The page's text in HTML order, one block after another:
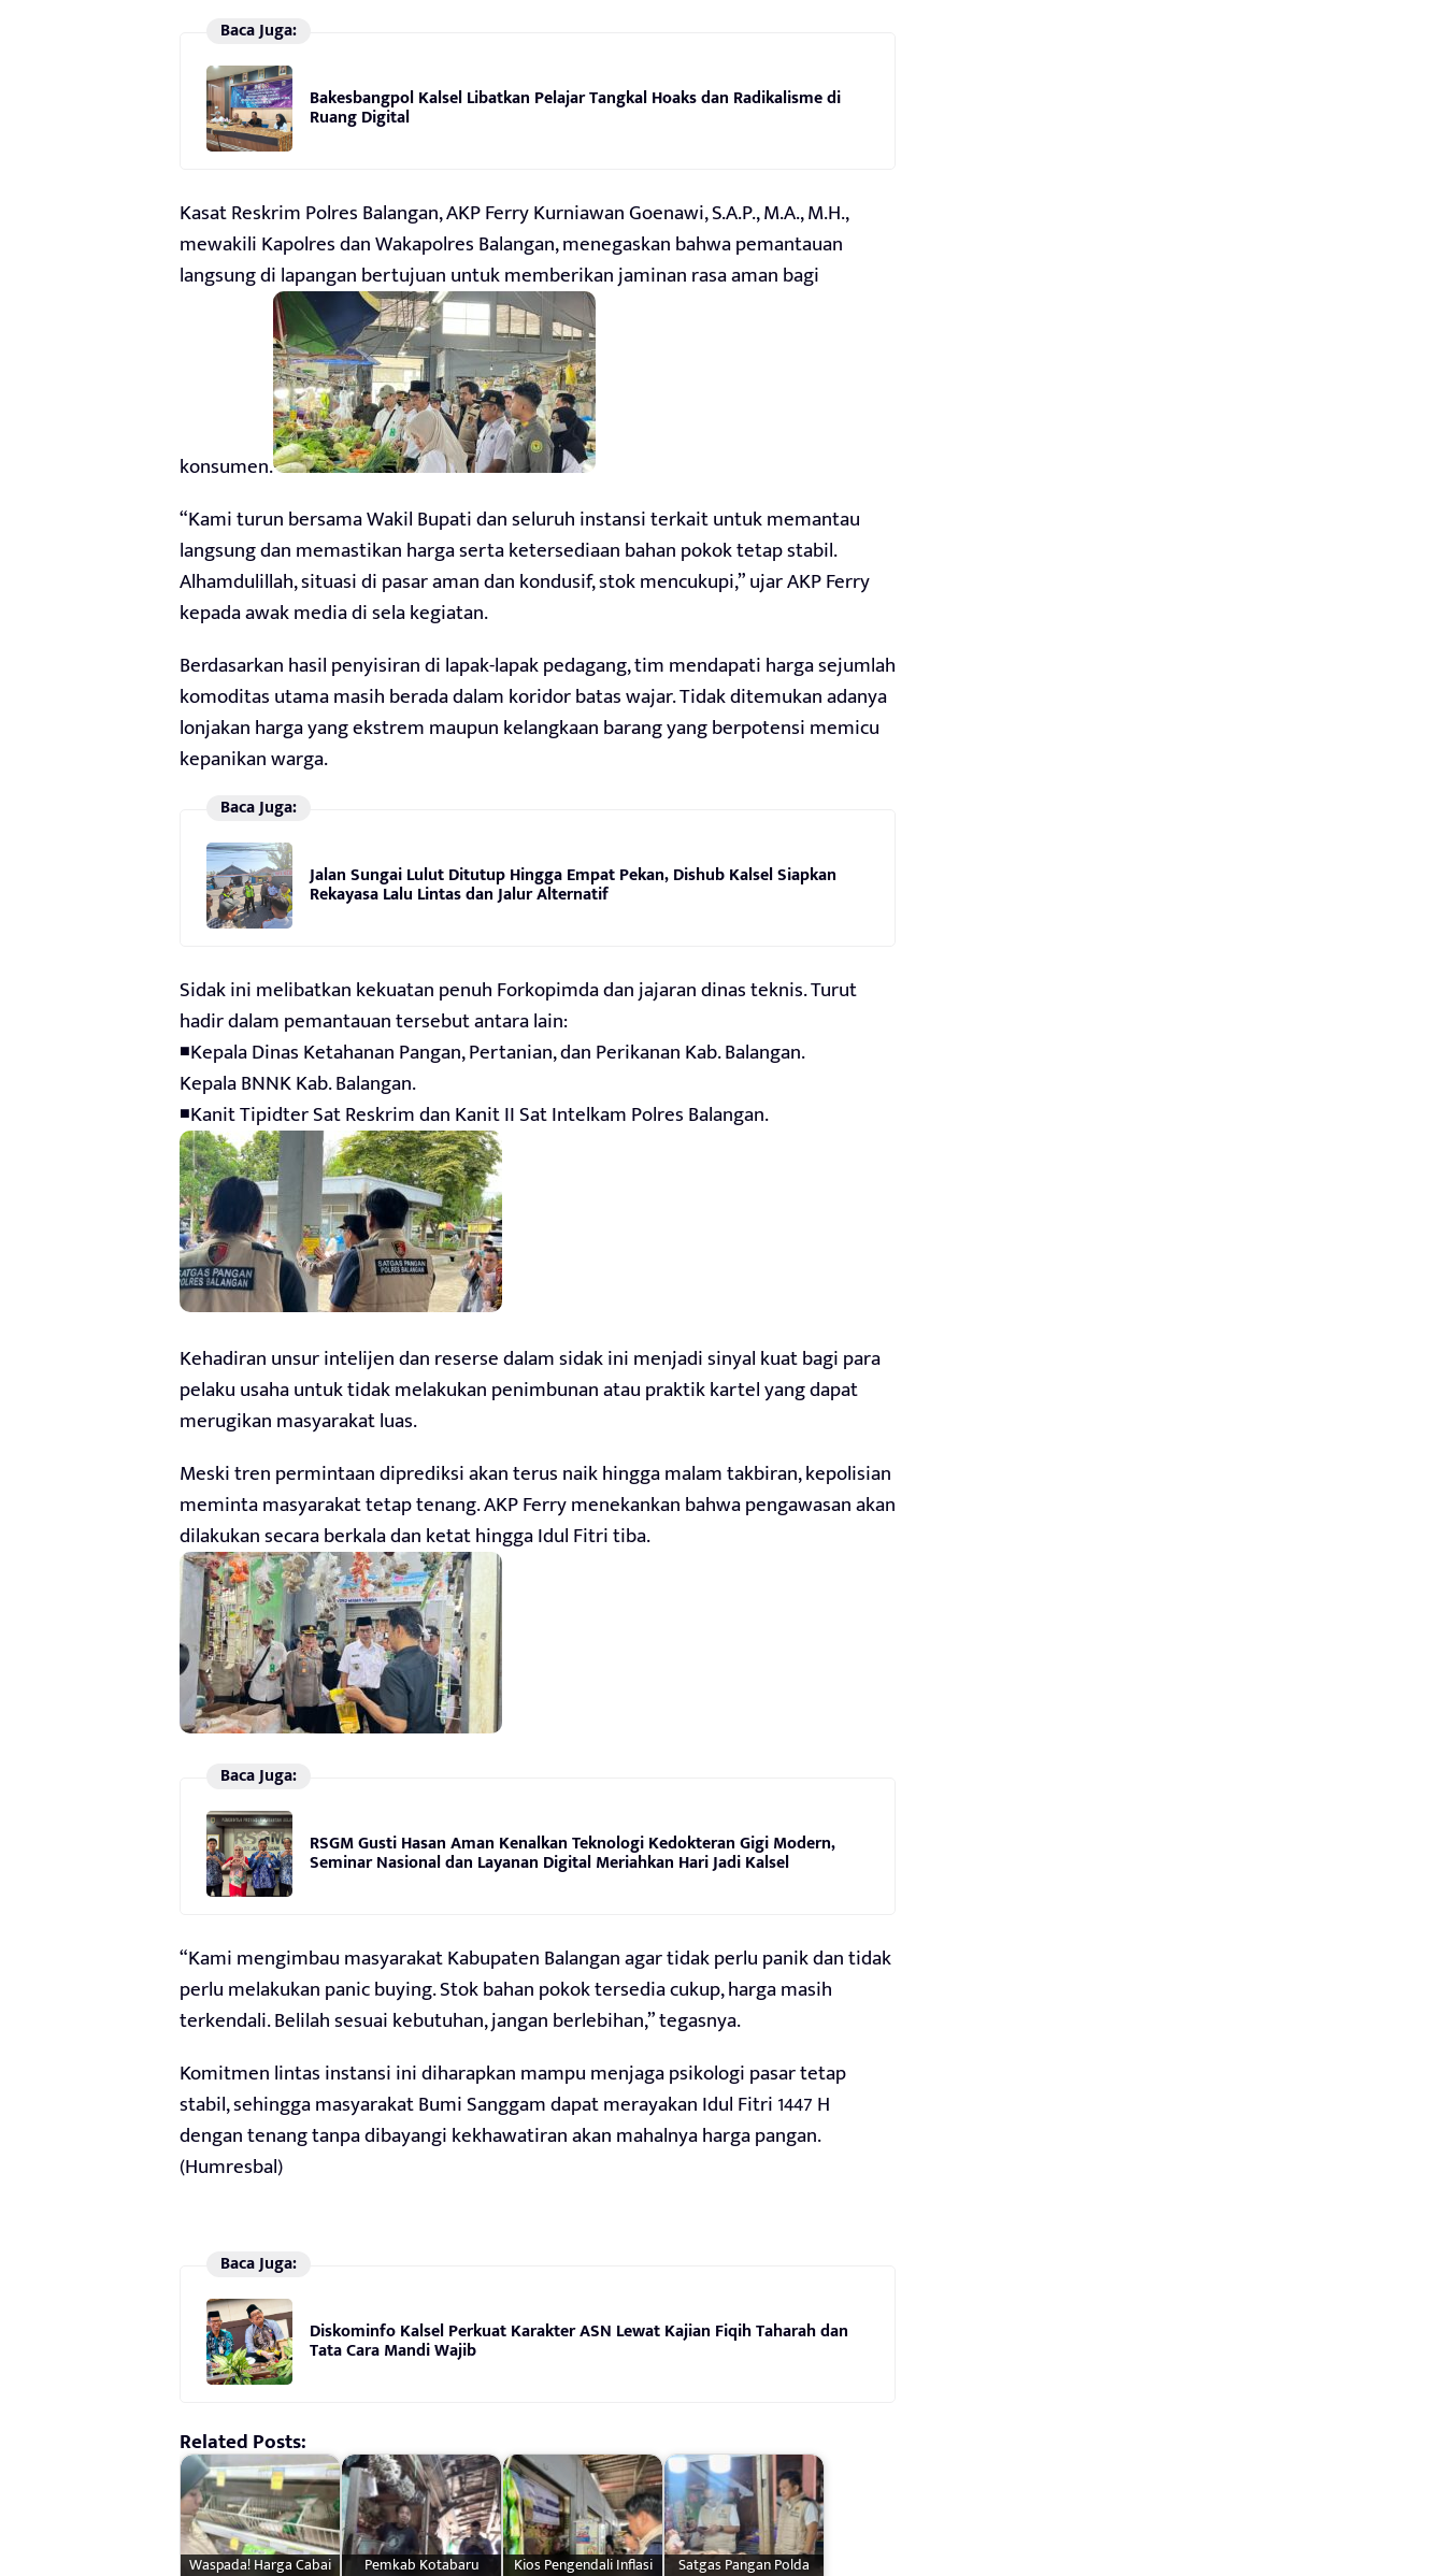
Baca Juga:
Bakesbangpol Kalsel Libatkan Pelajar Tangkal Hoaks dan Radikalisme di
Ruang Digital
Kasat Reskrim Polres Balangan, AKP Ferry Kurniawan Goenawi, S.A.P., M.A., M.H.,
mewakili Kapolres dan Wakapolres Balangan, menegaskan bahwa pemantauan
langsung di lapangan bertujuan untuk memberikan jaminan rasa aman bagi
konsumen.
“Kami turun bersama Wakil Bupati dan seluruh instansi terkait untuk memantau
langsung dan memastikan harga serta ketersediaan bahan pokok tetap stabil.
Alhamdulillah, situasi di pasar aman dan kondusif, stok mencukupi,” ujar AKP Ferry
kepada awak media di sela kegiatan.
Berdasarkan hasil penyisiran di lapak-lapak pedagang, tim mendapati harga sejumlah
komoditas utama masih berada dalam koridor batas wajar. Tidak ditemukan adanya
lonjakan harga yang ekstrem maupun kelangkaan barang yang berpotensi memicu
kepanikan warga.
Baca Juga:
Jalan Sungai Lulut Ditutup Hingga Empat Pekan, Dishub Kalsel Siapkan
Rekayasa Lalu Lintas dan Jalur Alternatif
Sidak ini melibatkan kekuatan penuh Forkopimda dan jajaran dinas teknis. Turut
hadir dalam pemantauan tersebut antara lain:
◾Kepala Dinas Ketahanan Pangan, Pertanian, dan Perikanan Kab. Balangan.
Kepala BNNK Kab. Balangan.
◾Kanit Tipidter Sat Reskrim dan Kanit II Sat Intelkam Polres Balangan.
Kehadiran unsur intelijen dan reserse dalam sidak ini menjadi sinyal kuat bagi para
pelaku usaha untuk tidak melakukan penimbunan atau praktik kartel yang dapat
merugikan masyarakat luas.
Meski tren permintaan diprediksi akan terus naik hingga malam takbiran, kepolisian
meminta masyarakat tetap tenang. AKP Ferry menekankan bahwa pengawasan akan
dilakukan secara berkala dan ketat hingga Idul Fitri tiba.
Baca Juga:
RSGM Gusti Hasan Aman Kenalkan Teknologi Kedokteran Gigi Modern,
Seminar Nasional dan Layanan Digital Meriahkan Hari Jadi Kalsel
“Kami mengimbau masyarakat Kabupaten Balangan agar tidak perlu panik dan tidak
perlu melakukan panic buying. Stok bahan pokok tersedia cukup, harga masih
terkendali. Belilah sesuai kebutuhan, jangan berlebihan,” tegasnya.
Komitmen lintas instansi ini diharapkan mampu menjaga psikologi pasar tetap
stabil, sehingga masyarakat Bumi Sanggam dapat merayakan Idul Fitri 1447 H
dengan tenang tanpa dibayangi kekhawatiran akan mahalnya harga pangan.
(Humresbal)
Baca Juga:
Diskominfo Kalsel Perkuat Karakter ASN Lewat Kajian Fiqih Taharah dan
Tata Cara Mandi Wajib
Related Posts:
Waspada! Harga Cabai Pemkab Kotabaru Kios Pengendali Inflasi Satgas Pangan Polda